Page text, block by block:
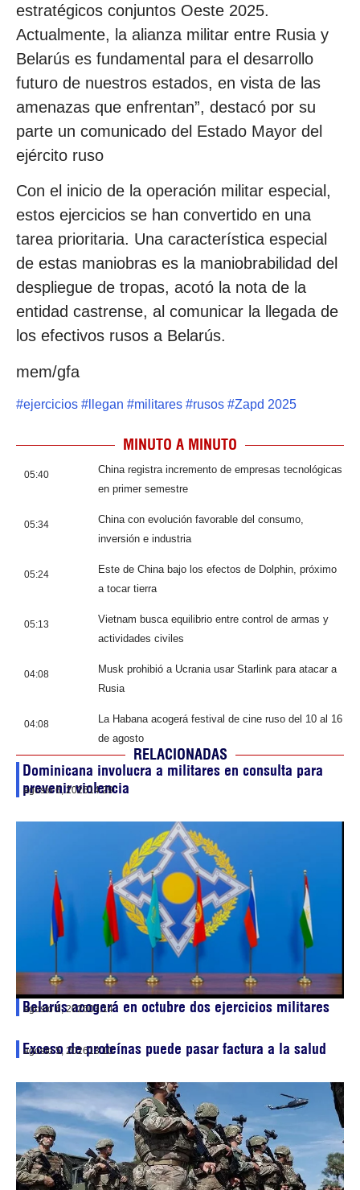
estratégicos conjuntos Oeste 2025.
Actualmente, la alianza militar entre Rusia y
Belarús es fundamental para el desarrollo
futuro de nuestros estados, en vista de las
amenazas que enfrentan”, destacó por su
parte un comunicado del Estado Mayor del
ejército ruso
Con el inicio de la operación militar especial,
estos ejercicios se han convertido en una
tarea prioritaria. Una característica especial
de estas maniobras es la maniobrabilidad del
despliegue de tropas, acotó la nota de la
entidad castrense, al comunicar la llegada de
los efectivos rusos a Belarús.
mem/gfa
#ejercicios # llegan #militares #rusos #Zapd 2025
MINUTO A MINUTO
05:40
China registra incremento de empresas tecnológicas
en primer semestre
05:34
China con evolución favorable del consumo,
inversión e industria
05:24
Este de China bajo los efectos de Dolphin, próximo
a tocar tierra
05:13
Vietnam busca equilibrio entre control de armas y
actividades civiles
04:08
Musk prohibió a Ucrania usar Starlink para atacar a
Rusia
04:08
La Habana acogerá festival de cine ruso del 10 al 16
de agosto
RELACIONADAS
Dominicana involucra a militares en consulta para
prevenir violencia
agosto 6, 202614:29
Belarús acogerá en octubre dos ejercicios militares
agosto 6, 202603:14
Exceso de proteínas puede pasar factura a la salud
agosto 5, 202613:10